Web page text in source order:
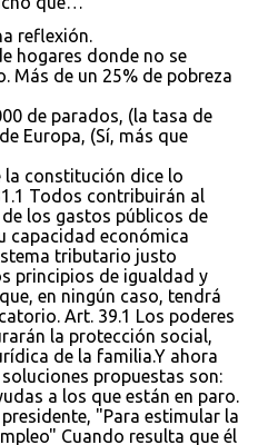
reflexión.
hogares donde no se
Más de un 25% de pobreza
de parados, (la tasa de
Europa, (Sí, más que
la constitución dice lo
Todos contribuirán al
los gastos públicos de
capacidad económica
tributario justo
principios de igualdad y
en ningún caso, tendrá
Art. 39.1 Los poderes
la protección social,
de la familia.Y ahora
propuestas son:
a los que están en paro.
"Para estimular la
Cuando resulta que él